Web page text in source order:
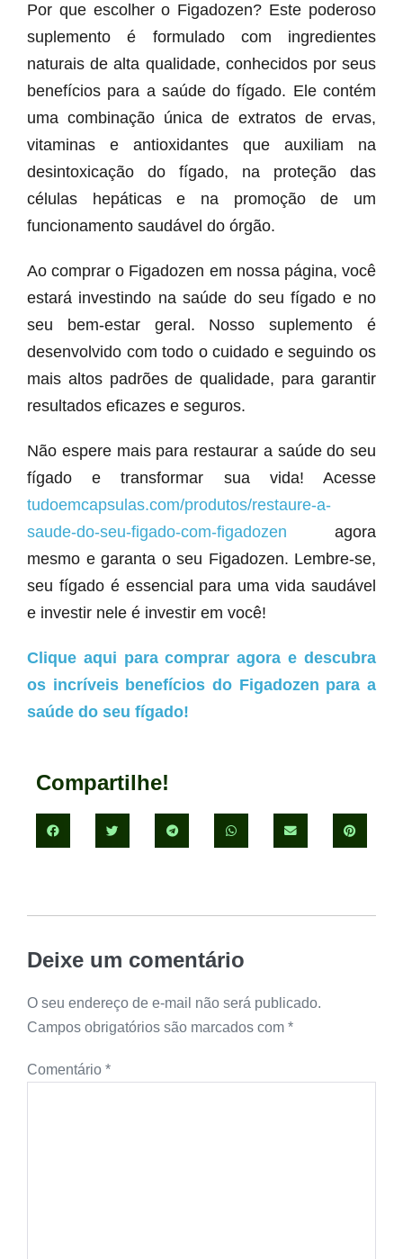
Por que escolher o Figadozen? Este poderoso
suplemento é formulado com ingredientes
naturais de alta qualidade, conhecidos por seus
benefícios para a saúde do fígado. Ele contém
uma combinação única de extratos de ervas,
vitaminas e antioxidantes que auxiliam na
desintoxicação do fígado, na proteção das
células hepáticas e na promoção de um
funcionamento saudável do órgão.
Ao comprar o Figadozen em nossa página, você
estará investindo na saúde do seu fígado e no
seu bem-estar geral. Nosso suplemento é
desenvolvido com todo o cuidado e seguindo os
mais altos padrões de qualidade, para garantir
resultados eficazes e seguros.
Não espere mais para restaurar a saúde do seu
fígado e transformar sua vida! Acesse
tudoemcapsulas.com/produtos/restaure-a-
saude-do-seu-figado-com-figadozen agora
mesmo e garanta o seu Figadozen. Lembre-se,
seu fígado é essencial para uma vida saudável
e investir nele é investir em você!
Clique aqui para comprar agora e descubra
os incríveis benefícios do Figadozen para a
saúde do seu fígado!
Compartilhe!
Deixe um comentário
O seu endereço de e-mail não será publicado.
Campos obrigatórios são marcados com *
Comentário *